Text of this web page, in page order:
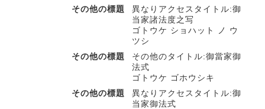
その他の標題
異なりアクセスタイトル:御
当家諸法度之写
ゴトウケ ショハット ノ ウ
ツシ
その他の標題
その他のタイトル:御當家御
法式
ゴトウケ ゴホウシキ
その他の標題
異なりアクセスタイトル:御
当家御法式